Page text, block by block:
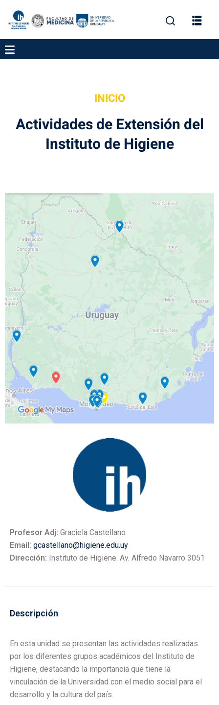
INICIO
Actividades de Extensión del
Instituto de Higiene
Profesor Adj: Graciela Castellano
Email: gcastellano@higiene.edu.uy
Dirección: Instituto de Higiene. Av. Alfredo Navarro 3051
Descripción
En esta unidad se presentan las actividades realizadas
por los diferentes grupos académicos del Instituto de
Higiene, destacando la importancia que tiene la
vinculación de la Universidad con el medio social para el
desarrollo y la cultura del país.